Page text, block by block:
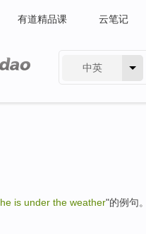
有道精品课 云笔记
中英
he is under the weather"的例句